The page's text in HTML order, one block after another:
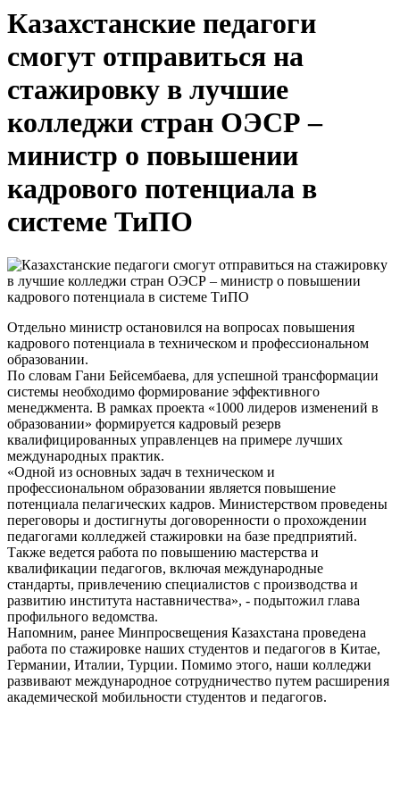
Казахстанские педагоги
смогут отправиться на
стажировку в лучшие
колледжи стран ОЭСР –
министр о повышении
кадрового потенциала в
системе ТиПО
Отдельно министр остановился на вопросах повышения
кадрового потенциала в техническом и профессиональном
образовании.
По словам Гани Бейсембаева, для успешной трансформации
системы необходимо формирование эффективного
менеджмента. В рамках проекта «1000 лидеров изменений в
образовании» формируется кадровый резерв
квалифицированных управленцев на примере лучших
международных практик.
«Одной из основных задач в техническом и
профессиональном образовании является повышение
потенциала пелагических кадров. Министерством проведены
переговоры и достигнуты договоренности о прохождении
педагогами колледжей стажировки на базе предприятий.
Также ведется работа по повышению мастерства и
квалификации педагогов, включая международные
стандарты, привлечению специалистов с производства и
развитию института наставничества», - подытожил глава
профильного ведомства.
Напомним, ранее Минпросвещения Казахстана проведена
работа по стажировке наших студентов и педагогов в Китае,
Германии, Италии, Турции. Помимо этого, наши колледжи
развивают международное сотрудничество путем расширения
академической мобильности студентов и педагогов.